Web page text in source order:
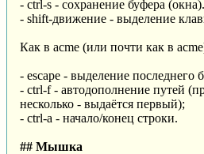
- ctrl-s - сохранение буфера (окна).
- shift-движение - выделение
Как в acme (или почти как в
- escape - выделение последнего
- ctrl-f - автодополнение путей
несколько - выдаётся первый);
- ctrl-a - начало/конец строки.
## Мышка